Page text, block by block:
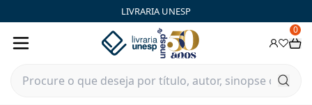
LIVRARIA UNESP
0